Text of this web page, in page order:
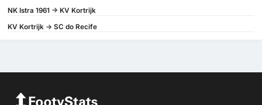
NK Istra 1961 -> KV Kortrijk
KV Kortrijk -> SC do Recife